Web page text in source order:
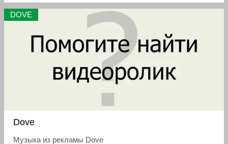
DOVE
Dove
Музыка из рекламы Dove